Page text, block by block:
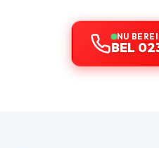
NU
BEL